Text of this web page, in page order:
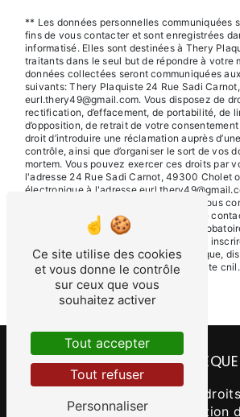
** Les données personnelles communiquées
fins de vous contacter et sont enregistrées
informatisé. Elles sont destinées à Thery
traitants dans le seul but de répondre à votre
données collectées seront communiquées
suivants: Thery Plaquiste 24 Rue Sadi
eurl.thery49@gmail.com. Vous disposez de
rectification, d’effacement, de portabilité, de
d’opposition, de retrait de votre
droit d’introduire une réclamation auprès
contrôle, ainsi que d’organiser le sort de vos
mortem. Vous pouvez exercer ces droits par
l'adresse 24 Rue Sadi Carnot, 49300 Cholet
électronique à l'adresse
d'identité pourra vous être demandé. Nous
données pendant la période de prise de
durée de prescription légale aux fins
contentieux. Vous avez le droit de vous
d'opposition au démarchage téléphonique,
adresse: Bloctel.gouv.fr. Consultez le site
d’informations sur vos droits.
RECHERCHES
- 2026 - Tous
Mentions légales
Gestion
Ce site utilise des cookies
et vous donne le contrôle
sur ceux que vous
souhaitez activer
Tout accepter
Tout refuser
Personnaliser